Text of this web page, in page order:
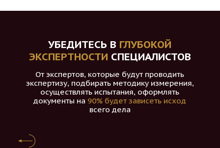
УБЕДИТЕСЬ В ГЛУБОКОЙ
ЭКСПЕРТНОСТИ СПЕЦИАЛИСТОВ
От экспертов, которые будут проводить
экспертизу, подбирать методику измерения,
осуществлять испытания, оформлять
документы на 90% будет зависеть исход
всего дела